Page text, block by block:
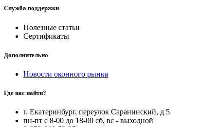
Служба поддержки
Полезные статьи
Сертификаты
Дополнительно
Новости оконного рынка
Где нас найти?
г. Екатеринбург, переулок Саранинский, д 5
пн-пт с 8-00 до 18-00 сб, вс - выходной